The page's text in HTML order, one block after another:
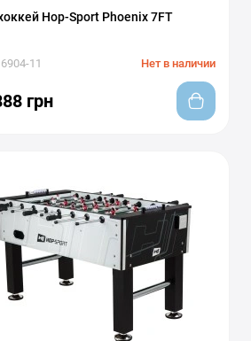
Hop-Sport Phoenix 7FT
11 Нет в наличии
грн